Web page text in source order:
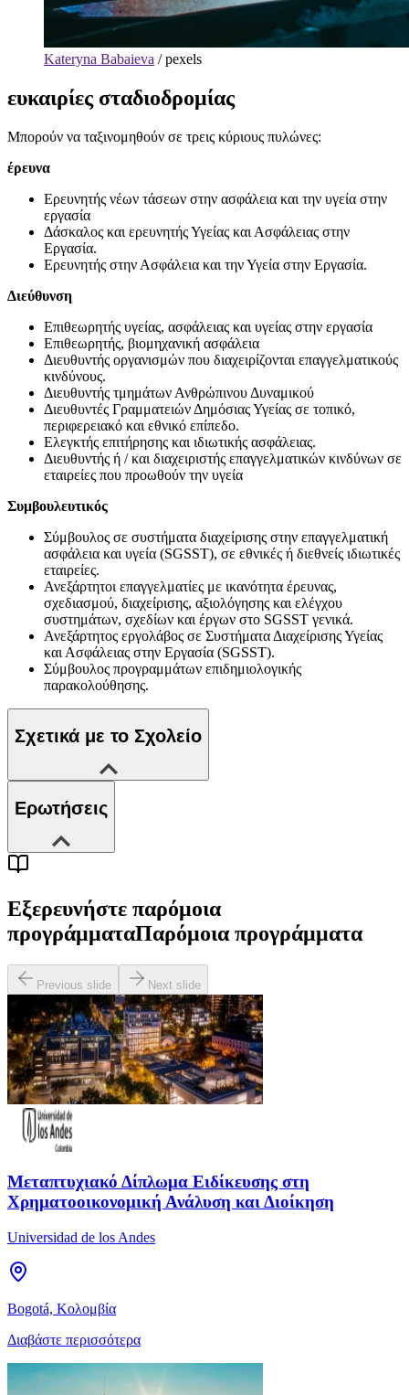
Kateryna Babaieva /pexels
ευκαιρίες σταδιοδρομίας
Μπορούν να ταξινομηθούν σε τρεις κύριους πυλώνες:
έρευνα
Ερευνητής νέων τάσεων στην ασφάλεια και την υγεία στην
εργασία
Δάσκαλος και ερευνητής Υγείας και Ασφάλειας στην
Εργασία.
Ερευνητής στην Ασφάλεια και την Υγεία στην Εργασία.
Διεύθυνση
Επιθεωρητής υγείας, ασφάλειας και υγείας στην εργασία
Επιθεωρητής, βιομηχανική ασφάλεια
Διευθυντής οργανισμών που διαχειρίζονται επαγγελματικούς
κινδύνους.
Διευθυντής τμημάτων Ανθρώπινου Δυναμικού
Διευθυντές Γραμματειών Δημόσιας Υγείας σε τοπικό,
περιφερειακό και εθνικό επίπεδο.
Ελεγκτής επιτήρησης και ιδιωτικής ασφάλειας.
Διευθυντής ή / και διαχειριστής επαγγελματικών κινδύνων σε
εταιρείες που προωθούν την υγεία
Συμβουλευτικός
Σύμβουλος σε συστήματα διαχείρισης στην επαγγελματική
ασφάλεια και υγεία (SGSST), σε εθνικές ή διεθνείς ιδιωτικές
εταιρείες.
Ανεξάρτητοι επαγγελματίες με ικανότητα έρευνας,
σχεδιασμού, διαχείρισης, αξιολόγησης και ελέγχου
συστημάτων, σχεδίων και έργων στο SGSST γενικά.
Ανεξάρτητος εργολάβος σε Συστήματα Διαχείρισης Υγείας
και Ασφάλειας στην Εργασία (SGSST).
Σύμβουλος προγραμμάτων επιδημιολογικής
παρακολούθησης.
Σχετικά με το Σχολείο
Ερωτήσεις
Εξερευνήστε παρόμοια
προγράμματαΠαρόμοια προγράμματα
Previous slide Next slide
Μεταπτυχιακό Δίπλωμα Ειδίκευσης στη
Χρηματοοικονομική Ανάλυση και Διοίκηση
Universidad de los Andes
Bogotá, Κολομβία
Διαβάστε περισσότερα